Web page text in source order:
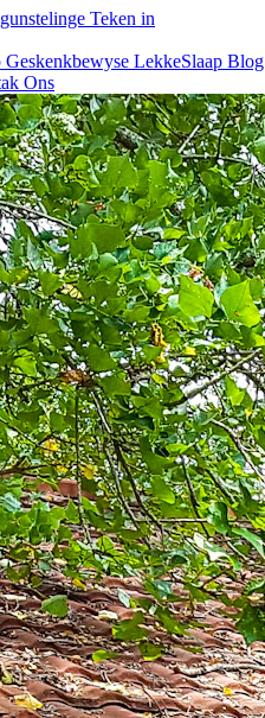
gunstelinge Teken in
LekkeSlaap Blog
Ons